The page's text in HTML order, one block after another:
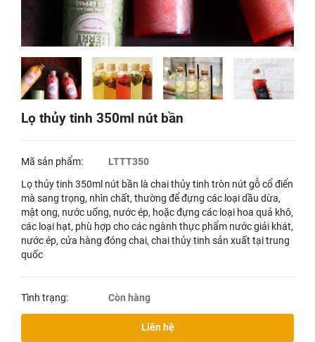
Lọ thủy tinh 350ml nút bần
Mã sản phẩm:
LTTT350
Lọ thủy tinh 350ml nút bần là chai thủy tinh tròn nút gỗ cổ điển
mà sang trọng, nhìn chất, thường để đựng các loại dầu dừa,
mật ong, nước uống, nước ép, hoặc đựng các loại hoa quả khô,
các loại hạt, phù hợp cho các ngành thực phẩm nước giải khát,
nước ép, cửa hàng đóng chai, chai thủy tinh sản xuất tại trung
quốc
Tình trạng: Còn hàng
Liên hệ